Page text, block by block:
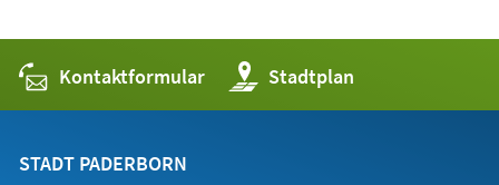
Kontaktformular Stadtplan
(Öffnet
in
einem
STADT PADERBORN